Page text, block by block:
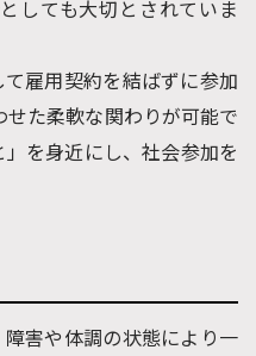
しても大切とされていま
雇用契約を結ばずに参加
た柔軟な関わりが可能で
を身近にし、社会参加を
害や体調の状態により一